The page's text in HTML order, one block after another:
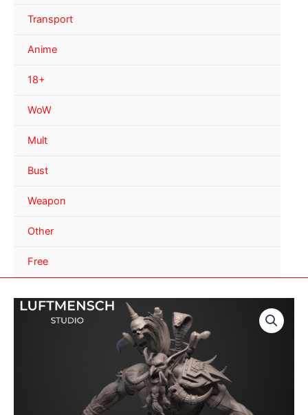
Transport
Anime
18+
WoW
Mult
Bust
Weapon
Other
Free